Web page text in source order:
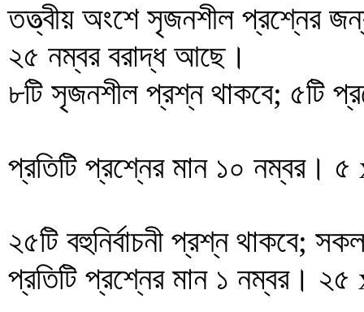
তত্ত্বীয় অংশে সৃজনশীল প্রশ্নের
২৫ নম্বর বরাদ্ধ আছে।
৮টি সৃজনশীল প্রশ্ন থাকবে; ৫টি
প্রতিটি প্রশ্নের মান ১০ নম্বর।
২৫টি বহুনির্বাচনী প্রশ্ন থাকবে;
প্রতিটি প্রশ্নের মান ১ নম্বর।